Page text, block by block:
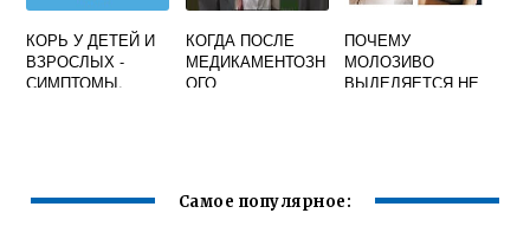
КОРЬ У ДЕТЕЙ И
ВЗРОСЛЫХ -
СИМПТОМЫ,
КОГДА ПОСЛЕ
МЕДИКАМЕНТОЗН
ОГО
ПОЧЕМУ
МОЛОЗИВО
ВЫДЕЛЯЕТСЯ НЕ
Самое популярное: